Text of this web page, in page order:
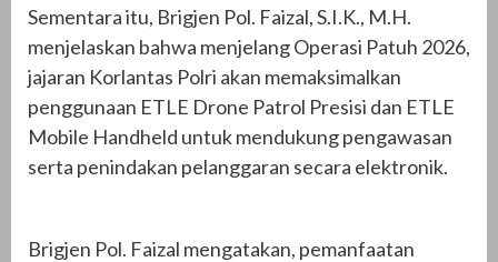
Sementara itu, Brigjen Pol. Faizal, S.I.K., M.H.
menjelaskan bahwa menjelang Operasi Patuh 2026,
jajaran Korlantas Polri akan memaksimalkan
penggunaan ETLE Drone Patrol Presisi dan ETLE
Mobile Handheld untuk mendukung pengawasan
serta penindakan pelanggaran secara elektronik.
Brigjen Pol. Faizal mengatakan, pemanfaatan